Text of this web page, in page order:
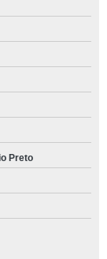
Preto